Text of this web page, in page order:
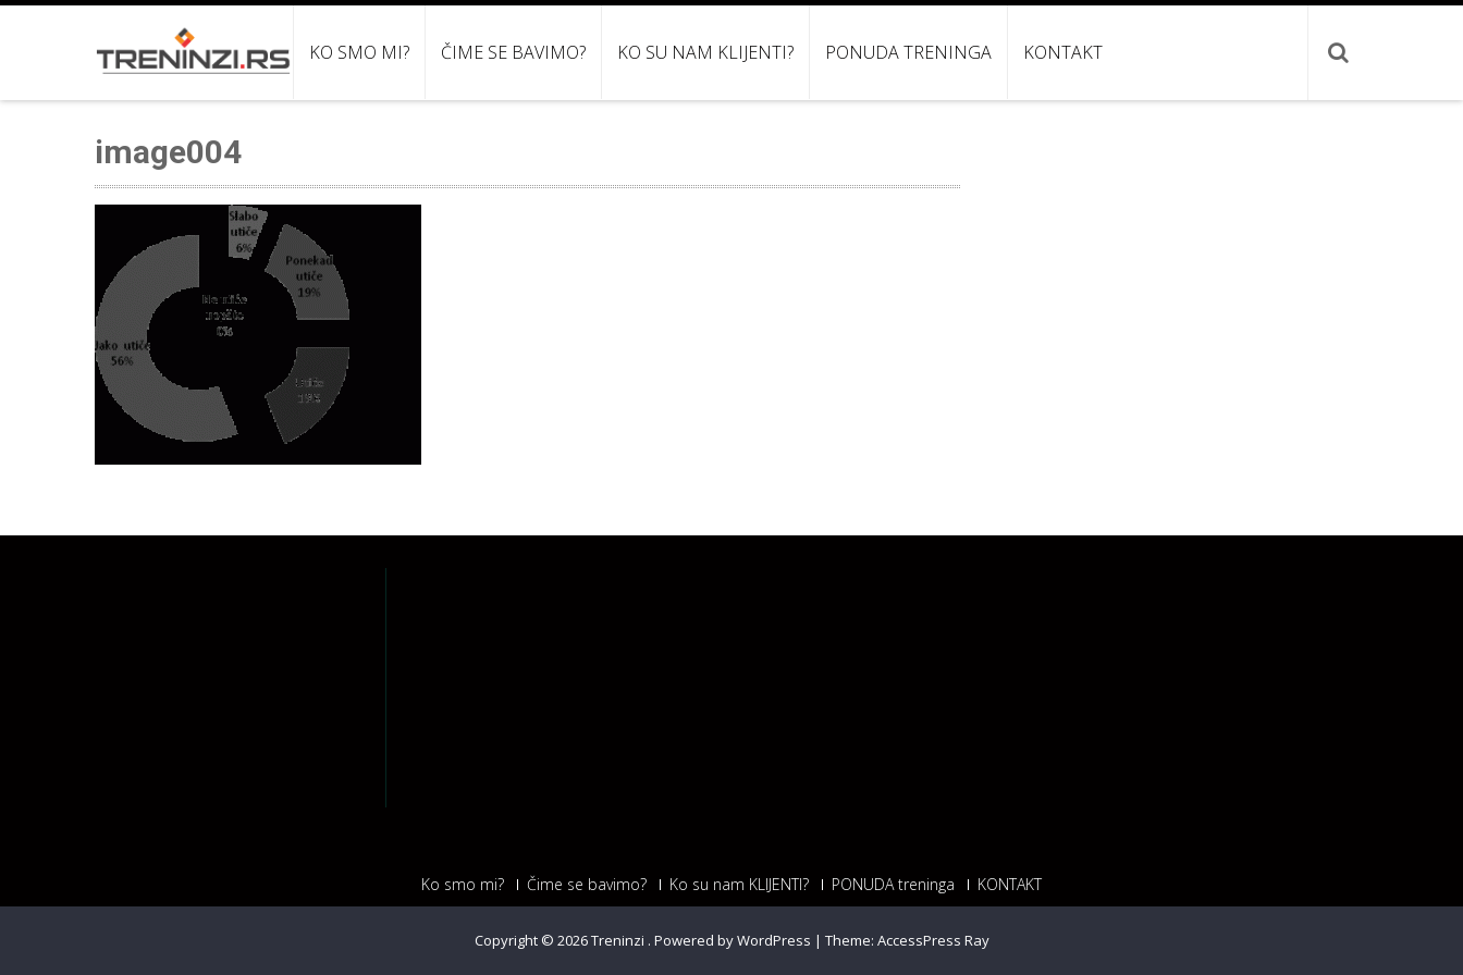
KO SMO MI? ČIME SE BAVIMO? KO SU NAM KLIJENTI? PONUDA TRENINGA KONTAKT
image004
Ko smo mi? Čime se bavimo? Ko su nam KLIJENTI? PONUDA treninga KONTAKT
Copyright © 2026Treninzi . Powered by WordPress | Theme: AccessPress Ray